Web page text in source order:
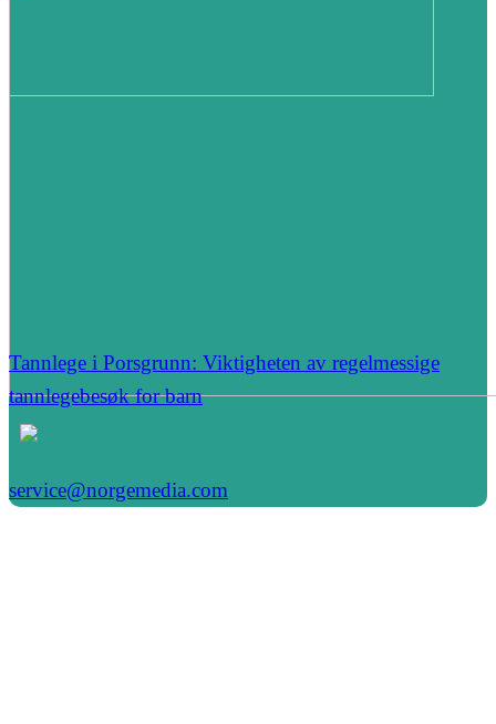
Tannlege i Porsgrunn: Viktigheten av regelmessige
tannlegebesøk for barn
service@norgemedia.com